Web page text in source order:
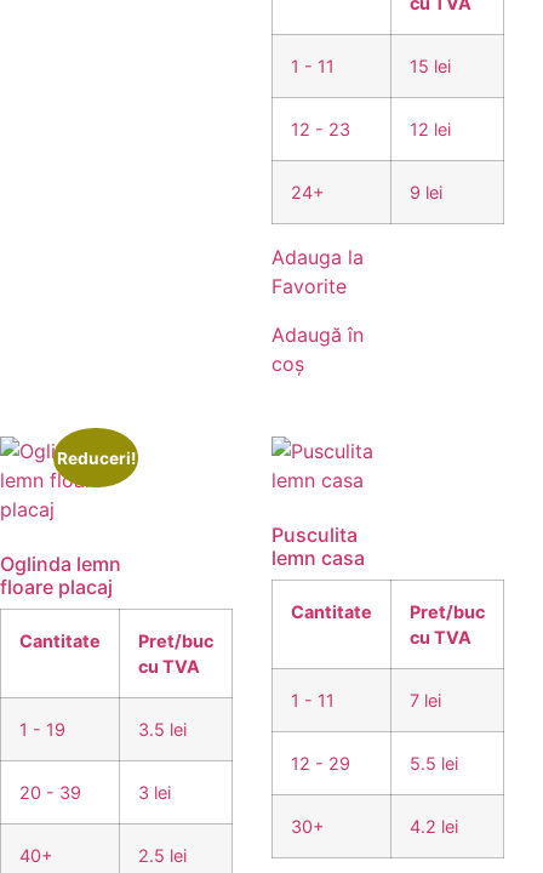
1 - 11 15 lei
12 - 23 12 lei
24+ 9 lei
Adauga la
Favorite
Adaugă în
coș
Reduceri!
Oglinda lemn
floare placaj
Cantitate
Pret/buc
cu TVA
1 - 19 3.5 lei
20 - 39 3 lei
40+ 2.5 lei
Pusculita
lemn casa
Cantitate
Pret/buc
cu TVA
1 - 11 7 lei
12 - 29 5.5 lei
30+ 4.2 lei